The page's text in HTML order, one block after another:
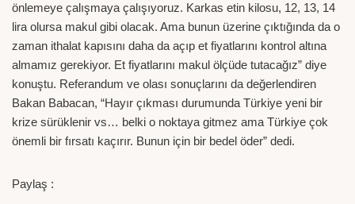
önlemeye çalışmaya çalışıyoruz. Karkas etin kilosu, 12, 13, 14
lira olursa makul gibi olacak. Ama bunun üzerine çıktığında da o
zaman ithalat kapısını daha da açıp et fiyatlarını kontrol altına
almamız gerekiyor. Et fiyatlarını makul ölçüde tutacağız” diye
konuştu. Referandum ve olası sonuçlarını da değerlendiren
Bakan Babacan, “Hayır çıkması durumunda Türkiye yeni bir
krize sürüklenir vs… belki o noktaya gitmez ama Türkiye çok
önemli bir fırsatı kaçırır. Bunun için bir bedel öder” dedi.
Paylaş :